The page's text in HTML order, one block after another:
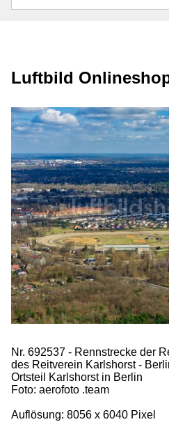
Luftbild
Nr. 692537 - Rennstrecke der
des Reitverein Karlshorst -
Ortsteil Karlshorst in Berlin
Foto: aerofoto .team
Auflösung: 8056 x 6040 Pixel